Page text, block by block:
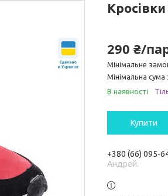
290 ₴/
Мінімальне
Мінімальна
В наявності
Купити
+380 (66) 095-
Андрей.